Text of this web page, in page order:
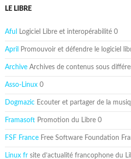
LE LIBRE
Aful Logiciel Libre et interopérabilité 0
April Promouvoir et défendre le logiciel
Archive Archives de contenus sous
Asso-Linux 0
Dogmazic Ecouter et partager de la
Framasoft Promotion du Libre 0
FSF France Free Software Foundation
Linux fr site d’actualité francophone du